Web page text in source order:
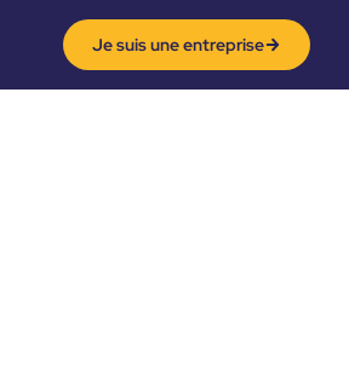
Je suis une entreprise